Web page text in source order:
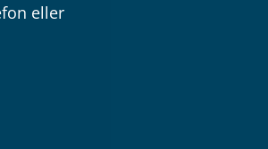
eller